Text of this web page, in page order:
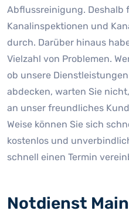
Abflussreinigung. Deshalb
Kanalinspektionen und
durch. Darüber hinaus
Vielzahl von Problemen.
ob unsere
abdecken, warten Sie
an unser freundliches
Weise können Sie sich
kostenlos und
schnell einen Termin
Notdienst